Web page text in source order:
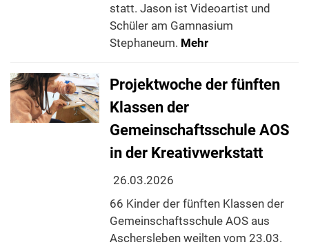
statt. Jason ist Videoartist und
Schüler am Gamnasium
Stephaneum. Mehr
Projektwoche der fünften
Klassen der
Gemeinschaftsschule AOS
in der Kreativwerkstatt
26.03.2026
66 Kinder der fünften Klassen der
Gemeinschaftsschule AOS aus
Aschersleben weilten vom 23.03.